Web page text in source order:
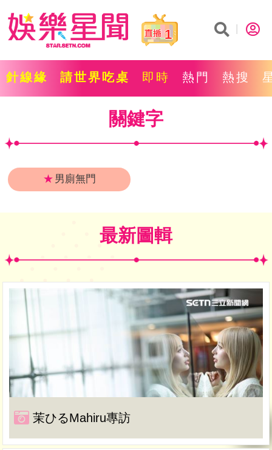
1
針線緣 請世界吃桌 即時 熱門 熱搜
關鍵字
★ 男廁無門
最新圖輯
茉ひるMahiru專訪